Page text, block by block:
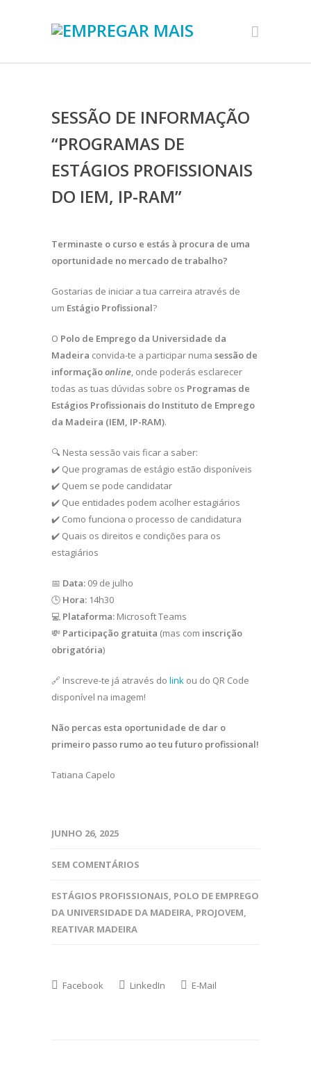
SESSÃO DE INFORMAÇÃO
“PROGRAMAS DE
ESTÁGIOS PROFISSIONAIS
DO IEM, IP-RAM”
Terminaste o curso e estás à procura de uma
oportunidade no mercado de trabalho?
Gostarias de iniciar a tua carreira através de
um Estágio Profissional?
O Polo de Emprego da Universidade da
Madeira convida-te a participar numa sessão de
informaçãoonline, onde poderás esclarecer
todas as tuas dúvidas sobre os Programas de
Estágios Profissionais do Instituto de Emprego
da Madeira (IEM, IP-RAM).
🔍 Nesta sessão vais ficar a saber:
✔️ Que programas de estágio estão disponíveis
✔️ Quem se pode candidatar
✔️ Que entidades podem acolher estagiários
✔️ Como funciona o processo de candidatura
✔️ Quais os direitos e condições para os
estagiários
📅 Data: 09 de julho
🕒 Hora: 14h30
💻 Plataforma: Microsoft Teams
💸 Participação gratuita (mas com inscrição
obrigatória)
🔗 Inscreve-te já através do link ou do QR Code
disponível na imagem!
Não percas esta oportunidade de dar o
primeiro passo rumo ao teu futuro profissional!
Tatiana Capelo
JUNHO 26, 2025
SEM COMENTÁRIOS
ESTÁGIOS PROFISSIONAIS, POLO DE EMPREGO
DA UNIVERSIDADE DA MADEIRA, PROJOVEM,
REATIVAR MADEIRA
Facebook LinkedIn E-Mail